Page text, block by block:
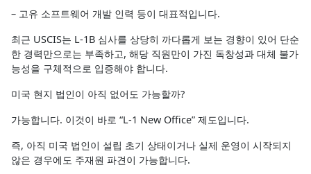
– 고유 소프트웨어 개발 인력 등이 대표적입니다.
최근 USCIS는 L-1B 심사를 상당히 까다롭게 보는 경향이 있어 단순
한 경력만으로는 부족하고, 해당 직원만이 가진 독창성과 대체 불가
능성을 구체적으로 입증해야 합니다.
미국 현지 법인이 아직 없어도 가능할까?
가능합니다. 이것이 바로 “L-1 New Office” 제도입니다.
즉, 아직 미국 법인이 설립 초기 상태이거나 실제 운영이 시작되지
않은 경우에도 주재원 파견이 가능합니다.